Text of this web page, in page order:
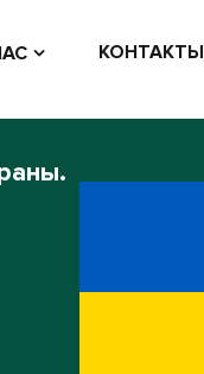
КОНТАКТЫ